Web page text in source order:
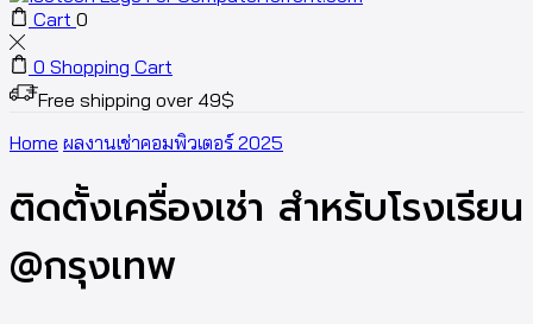
Cart 0
0 Shopping Cart
Free shipping over 49$
Home ผลงานเช่าคอมพิวเตอร์ 2025
ติดตั้งเครื่องเช่า สำหรับโรงเรียน
@กรุงเทพ